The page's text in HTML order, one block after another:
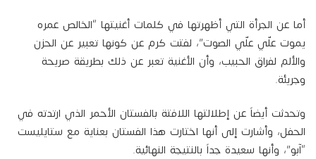
أما عن الجرأة التي أظهرتها في كلمات أغنيتها “الخالص عمره
يموت علّي علّي الصوت”، لفتت كرم عن كونها تعبير عن الحزن
والألم لفراق الحبيب، وأن الأغنية تعبر عن ذلك بطريقة صريحة
وجريئة.
وتحدثت أيضاً عن إطلالتها اللافتة بالفستان الأحمر الذي ارتدته في
الحفل، وأشارت إلى أنها اختارت هذا الفستان بعناية مع ستايليست
“آبو”، وأنها سعيدة جداً بالنتيجة النهائية.